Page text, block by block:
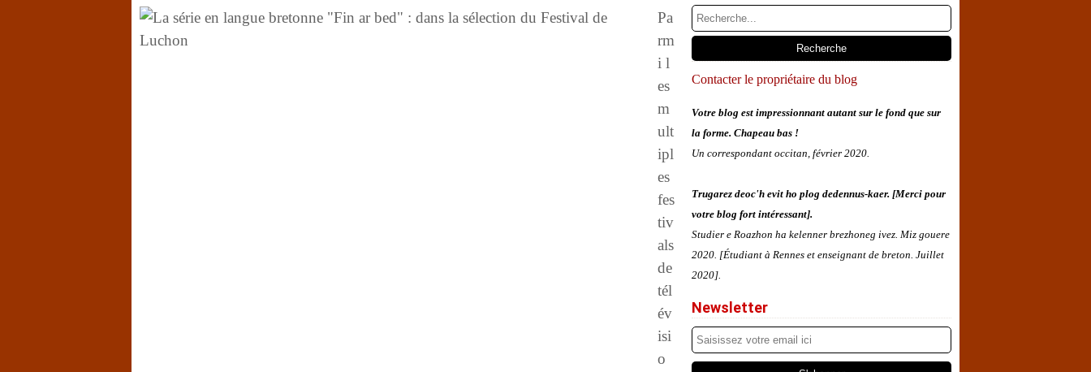
Pa
rm
i l
es
m
ult
ipl
es
fes
tiv
als
de
tél
év
isi
o
Contacter le propriétaire du blog
Votre blog est impressionnant autant sur le fond que sur
la forme. Chapeau bas !
Un correspondant occitan, février 2020.
Trugarez deoc'h evit ho plog dedennus-kaer. [Merci pour
votre blog fort intéressant].
Studier e Roazhon ha kelenner brezhoneg ivez. Miz gouere
2020. [Étudiant à Rennes et enseignant de breton. Juillet
2020].
Newsletter